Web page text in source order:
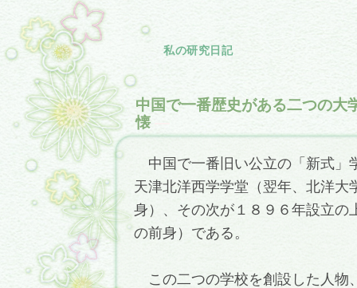
私の研究日記
中国で一番歴史がある二つの大
懐
中国で一番旧い公立の「新式」
天津北洋西学学堂（翌年、北洋大
身）、その次が１８９６年設立の
の前身）である。
この二つの学校を創設した人物